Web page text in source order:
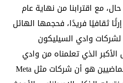
مع اقترابنا من نهاية عام
إرثًا ثقافيًا فريدًا، فحجمها الهائل
لشركات وادي السيليكون
الذي تعلمناه من وادي
السيليكون خلال العقدين الماضيين هو أن شركات مثل Meta